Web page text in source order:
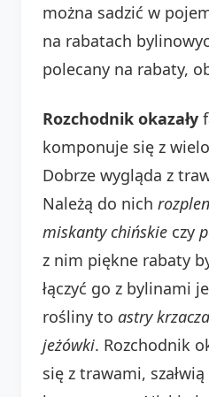
można sadzić w
na rabatach
polecany na rabaty,
Rozchodnik okazały
komponuje się z
Dobrze wygląda z
Należą do nich
miskanty chińskie czy
z nim piękne rabaty
łączyć go z bylinami
rośliny to astry
jeżówki. Rozchodnik
się z trawami,